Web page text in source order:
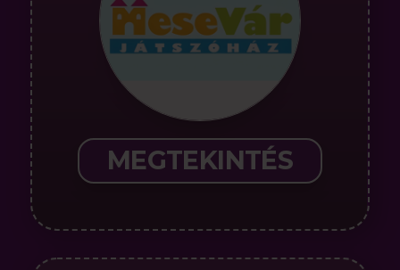
MEGTEKINTÉS